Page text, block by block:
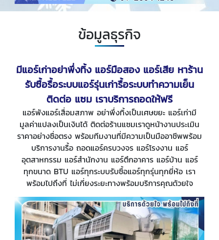
ข้อมูลธุรกิจ
มีแอร์เก่าอย่าพึ่งทิ้ง แอร์มือสอง แอร์เสีย หาร้าน
รับซื้อรื้อระบบแอร์รุ่นเก่ารื้อระบบทำความเย็น
ติดต่อ แซม เราบริการถอดให้ฟรี
แอร์พังแอร์เสื่อมสภาพ อย่าพึ่งทิ้งเป็นเศษขยะ แอร์เก่ามี
มูลค่าแปลงเป็นเงินได้ ติดต่อร้านแซมเราดูหน้างานประเมิน
ราคาอย่างซื่อตรง พร้อมทีมงานที่มีความเป็นมืออาชีพพร้อม
บริการงานรื้อ ถอดแอร์ครบวงจร แอร์โรงงาน แอร์
อุตสาหกรรม แอร์สำนักงาน แอร์ตึกอาคาร แอร์บ้าน แอร์
ทุกขนาด BTU แอร์ทุกระบบรับซื้อแอร์ทุกรุ่นทุกยี่ห้อ เรา
พร้อมไปถึงที่ ไม่เกี่ยงระยะทางพร้อมบริการคุณด้วยใจ